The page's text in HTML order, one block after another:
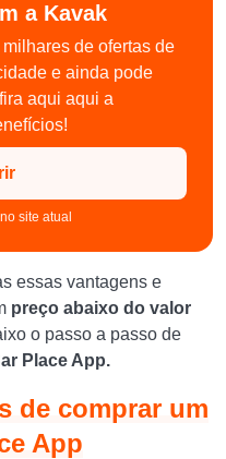
a Kavak
de ofertas de
e ainda pode
aqui aqui a
site atual
essas vantagens e
preço abaixo do valor
o passo a passo de
Place App.
de comprar um
App